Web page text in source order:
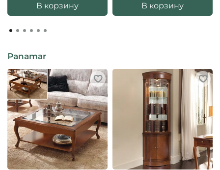
В корзину
В корзину
Panamar